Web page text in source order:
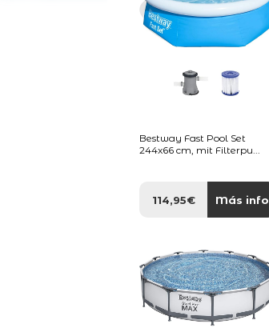
Bestway Fast Pool Set
244x66 cm, mit Filterpu...
114,95€ Más info